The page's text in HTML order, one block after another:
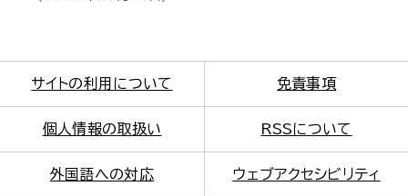
サイトの利用について 免責事項
個人情報の取扱い RSSについて
外国語への対応 ウェブアクセシビリティ